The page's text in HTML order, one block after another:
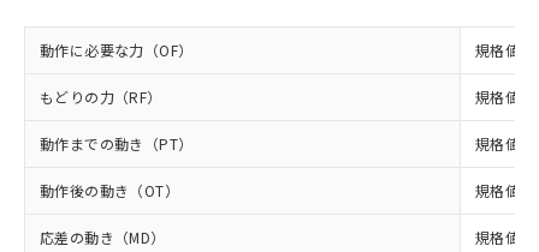
動作に必要な力（OF） 規格値
もどりの力（RF） 規格値
動作までの動き（PT） 規格値
動作後の動き（OT） 規格値
応差の動き（MD） 規格値
事前の承諾なく第三者に漏洩または開
示しないようお願いします。
マイパーツ機能（部品リスト作成サー
ビス）をご利用いただくには、I-Web
あります。
登録された部品リストについて、当社
※2 対応予定月
部品在庫の切り替え状況などにより、予定
※3 非含有証明書ダウンロード
「ｅ」：有害物質（10物質）のすべてが基
「10」：通常の使用状況下において有害物
及ぼさない年数を意味します。
い合わせください。
当社は、貴社製品を第三者に販売する
場合は、上記1、2および3の内容を当
販売先および販売に係わる関係者が違
り引きをいたしません。
機器販売店・当社販売員にご確
認ください)
白
情報を公開していない機種